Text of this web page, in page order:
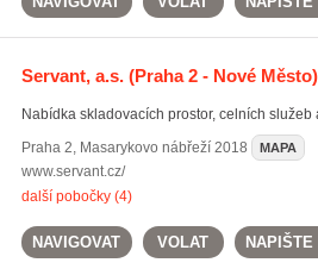
Servant, a.s.(Praha 2 - Nové Město)
Nabídka skladovacích prostor, celních
Praha 2, Masarykovo nábřeží 2018 MAPA
www.servant.cz/
další pobočky (4)
NAVIGOVAT VOLAT NAPIŠTE